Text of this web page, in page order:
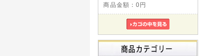
商品金額：0円